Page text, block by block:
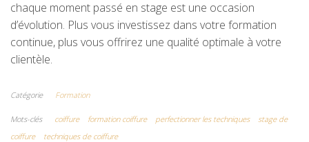
chaque moment passé en stage est une occasion
d’évolution. Plus vous investissez dans votre formation
continue, plus vous offrirez une qualité optimale à votre
clientèle.
Catégorie Formation
Mots-clés coiffure formation coiffure perfectionner les techniques
stage de
coiffure
techniques de coiffure